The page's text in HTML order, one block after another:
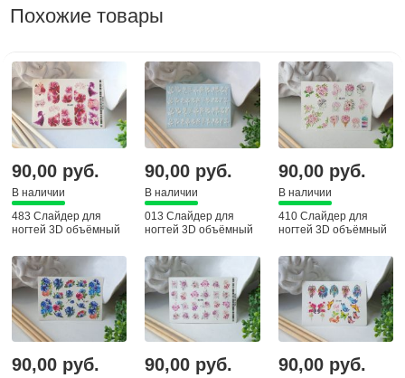
Похожие товары
90,00 руб.
В наличии
483 Слайдер для
ногтей 3D объёмный
90,00 руб.
В наличии
013 Слайдер для
ногтей 3D объёмный
90,00 руб.
В наличии
410 Слайдер для
ногтей 3D объёмный
90,00 руб. 90,00 руб. 90,00 руб.